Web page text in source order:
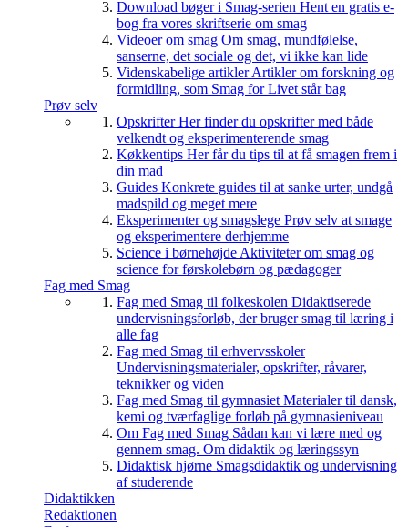
Download bøger i Smag-serien Hent en gratis e-
bog fra vores skriftserie om smag
Videoer om smag Om smag, mundfølelse,
sanserne, det sociale og det, vi ikke kan lide
Videnskabelige artiklerArtikler om forskning og
formidling, som Smag for Livet står bag
Prøv selv
OpskrifterHer finder du opskrifter med både
velkendt og eksperimenterende smag
Køkkentips Her får du tips til at få smagen frem i
din mad
Guides Konkrete guides til at sanke urter, undgå
madspild og meget mere
Eksperimenter og smagslege Prøv selv at smage
og eksperimentere derhjemme
Science i børnehøjde Aktiviteter om smag og
science for førskolebørn og pædagoger
Fag med Smag
Fag med Smag til folkeskolen Didaktiserede
undervisningsforløb, der bruger smag til læring i
alle fag
Fag med Smag til erhvervsskoler
Undervisningsmaterialer, opskrifter, råvarer,
teknikker og viden
Fag med Smag til gymnasiet Materialer til dansk,
kemi og tværfaglige forløb på gymnasieniveau
Om Fag med Smag Sådan kan vi lære med og
gennem smag. Om didaktik og læringssyn
Didaktisk hjørne Smagsdidaktik og undervisning
af studerende
Didaktikken
Redaktionen